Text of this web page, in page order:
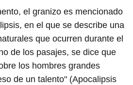
el granizo es mencionado
en el que se describe una
que ocurren durante el
de los pasajes, se dice que
los hombres grandes
de un talento" (Apocalipsis